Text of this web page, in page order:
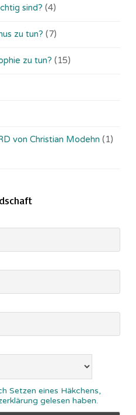
sind? (4)
zu tun? (7)
zu tun? (15)
von Christian Modehn (1)
Setzen eines Häkchens,
gelesen haben.